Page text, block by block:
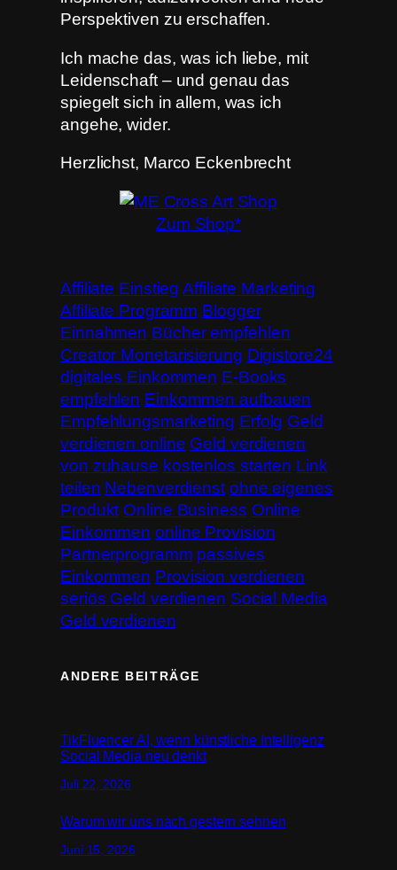
Perspektiven zu erschaffen.
Ich mache das, was ich liebe, mit
Leidenschaft – und genau das
spiegelt sich in allem, was ich
angehe, wider.
Herzlichst, Marco Eckenbrecht
Zum Shop*
Affiliate Einstieg Affiliate Marketing
Affiliate Programm Blogger
Einnahmen Bücher empfehlen
Creator Monetarisierung Digistore24
digitales Einkommen E-Books
empfehlen Einkommen aufbauen
Empfehlungsmarketing Erfolg Geld
verdienen online Geld verdienen
von zuhause kostenlos starten Link
teilen Nebenverdienst ohne eigenes
Produkt Online Business Online
Einkommen online Provision
Partnerprogramm passives
Einkommen Provision verdienen
seriös Geld verdienen Social Media
Geld verdienen
ANDERE BEITRÄGE
TikFluencer AI, wenn künstliche Intelligenz
Social Media neu denkt
Juli 22, 2026
Warum wir uns nach gestern sehnen
Juni 15, 2026